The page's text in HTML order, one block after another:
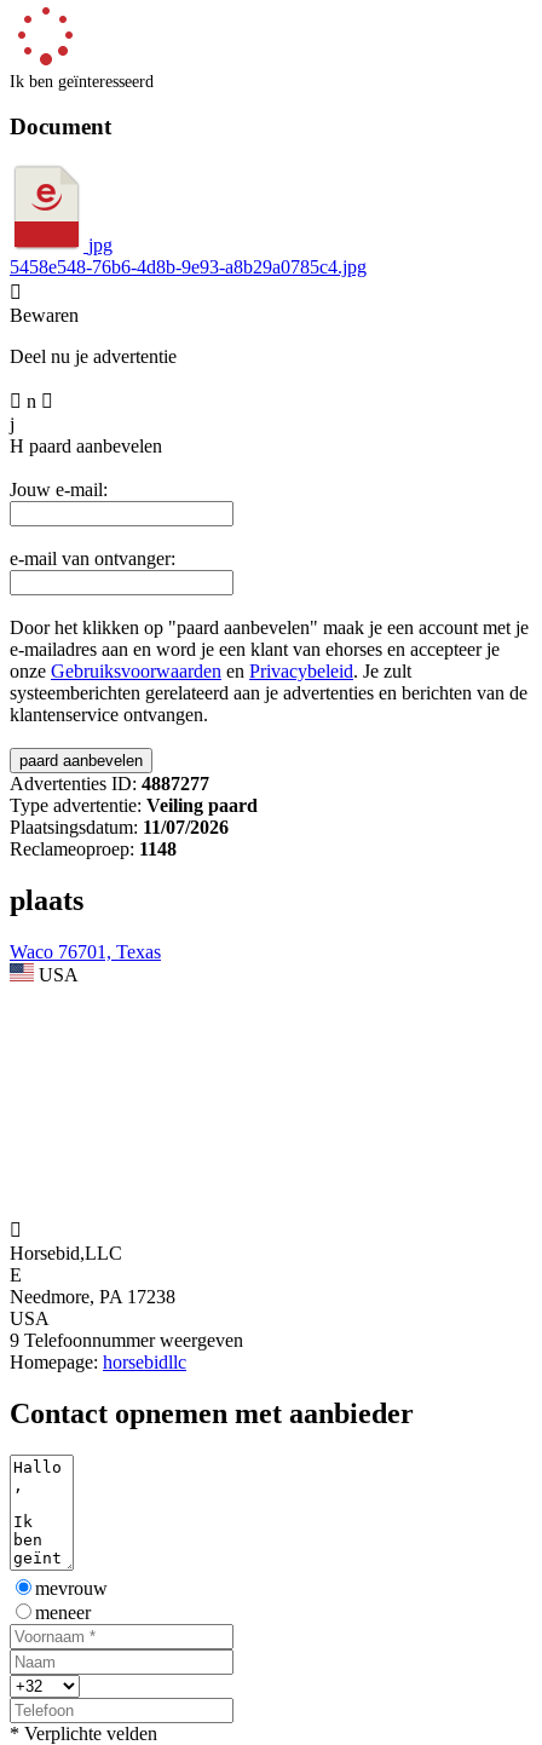
Ik ben geïnteresseerd
Document
jpg
5458e548-76b6-4d8b-9e93-a8b29a0785c4.jpg

Bewaren
Deel nu je advertentie
 n 
j
H paard aanbevelen
Jouw e-mail:
e-mail van ontvanger:
Door het klikken op "paard aanbevelen" maak je een account met je
e-mailadres aan en word je een klant van ehorses en accepteer je
onze Gebruiksvoorwaarden en Privacybeleid. Je zult
systeemberichten gerelateerd aan je advertenties en berichten van de
klantenservice ontvangen.
Advertenties ID: 4887277
Type advertentie: Veiling paard
Plaatsingsdatum: 11/07/2026
Reclameoproep: 1148
plaats
Waco 76701, Texas
USA

Horsebid,LLC
E
Needmore, PA 17238
USA
9 Telefoonnummer weergeven
Homepage: horsebidllc
Contact opnemen met aanbieder
mevrouw
meneer
* Verplichte velden